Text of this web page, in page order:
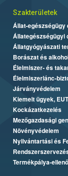
Szakterületek
Állat-egészségügy
Állategészségügyi
Állatgyógyászati
Borászat és
Élelmiszer- és
Élelmiszerlánc-
Járványvédelem
Kiemelt ügyek,
Kockázatkezelés
Mezőgazdasági
Növényvédelem
Nyilvántartási és
Termékpálya-